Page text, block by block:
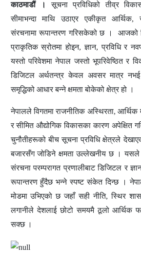
काठमाडौं ।सूचना प्रविधिको तीव्र
सीमाभन्दा माथि उठाएर एकीकृत आर्थिक,
संरचनामा रूपान्तरण गरिसकेको छ । आजको
प्राकृतिक स्रोतमा होइन, ज्ञान, प्रविधि र
यस्तो परिवेशमा नेपाल जस्तो भूपरिवेष्ठित र
डिजिटल अर्थतन्त्र केवल अवसर मात्र नभई
समृद्धिको आधार बन्ने क्षमता बोकेको क्षेत्र हो ।
नेपालले विगतमा राजनीतिक अस्थिरता, आर्थिक
र सीमित औद्योगिक विकासका कारण अपेक्षित
चुनौतीहरूको बीच सूचना प्रविधि क्षेत्रले
बजारसँग जोडिने क्षमता उल्लेखनीय छ ।
संरचना परम्परागत प्रणालीबाट डिजिटल र
रूपान्तरण हुँदैछ भन्ने स्पष्ट संकेत दिन्छ ।
मोडमा उभिएको छ जहाँ सही नीति, स्थिर
लगानीले देशलाई छोटो समयमै ठूलो आर्थिक
सक्छ ।